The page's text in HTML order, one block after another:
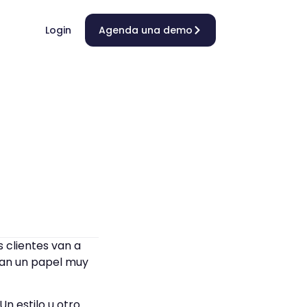
Login Agenda una demo
clientes van a
un papel muy